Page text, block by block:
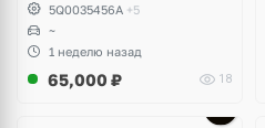
5Q0035456A +5
~
1 неделю назад
65,000 ₽ 18